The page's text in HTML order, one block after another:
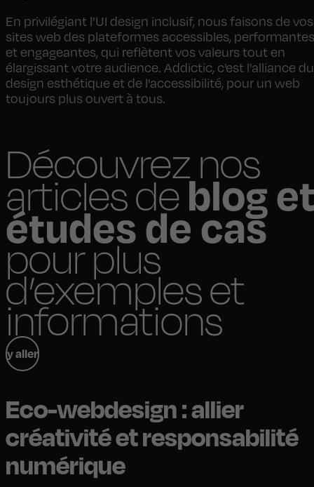
En privilégiant l’UI design inclusif, nous faisons de vos
sites web des plateformes accessibles, performantes
et engageantes, qui reflètent vos valeurs tout en
élargissant votre audience. Addictic, c'est l'alliance du
design esthétique et de l'accessibilité, pour un web
toujours plus ouvert à tous.
Découvrez nos
articles deblog
études de cas
pour plus
d’exemples et
informations
y aller
Eco-webdesign : allier
créativité et responsabilité
numérique